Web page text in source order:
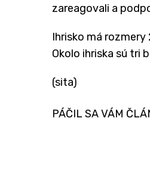
zareagovali a
Ihrisko má
Okolo ihriska sú tri
(sita)
PÁČIL SA VÁM